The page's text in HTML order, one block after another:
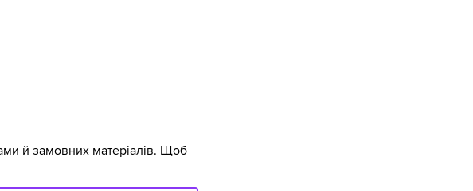
й замовних матеріалів. Щоб